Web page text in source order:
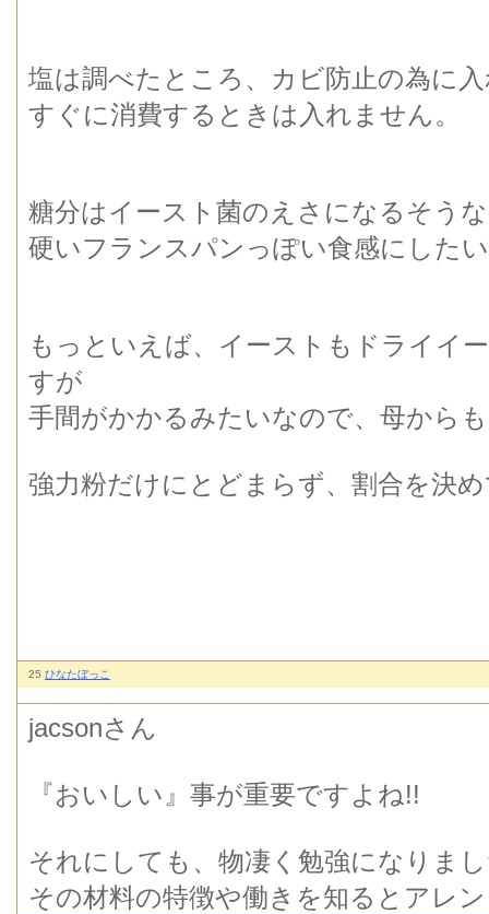
塩は調べたところ、カビ防止の為に
すぐに消費するときは入れません。
糖分はイースト菌のえさになるそう
硬いフランスパンっぽい食感にした
もっといえば、イーストもドライイ
すが
手間がかかるみたいなので、母から
強力粉だけにとどまらず、割合を決
25 ひなたぼっこ
jacsonさん
『おいしい』事が重要ですよね!!
それにしても、物凄く勉強になりま
その材料の特徴や働きを知るとアレ